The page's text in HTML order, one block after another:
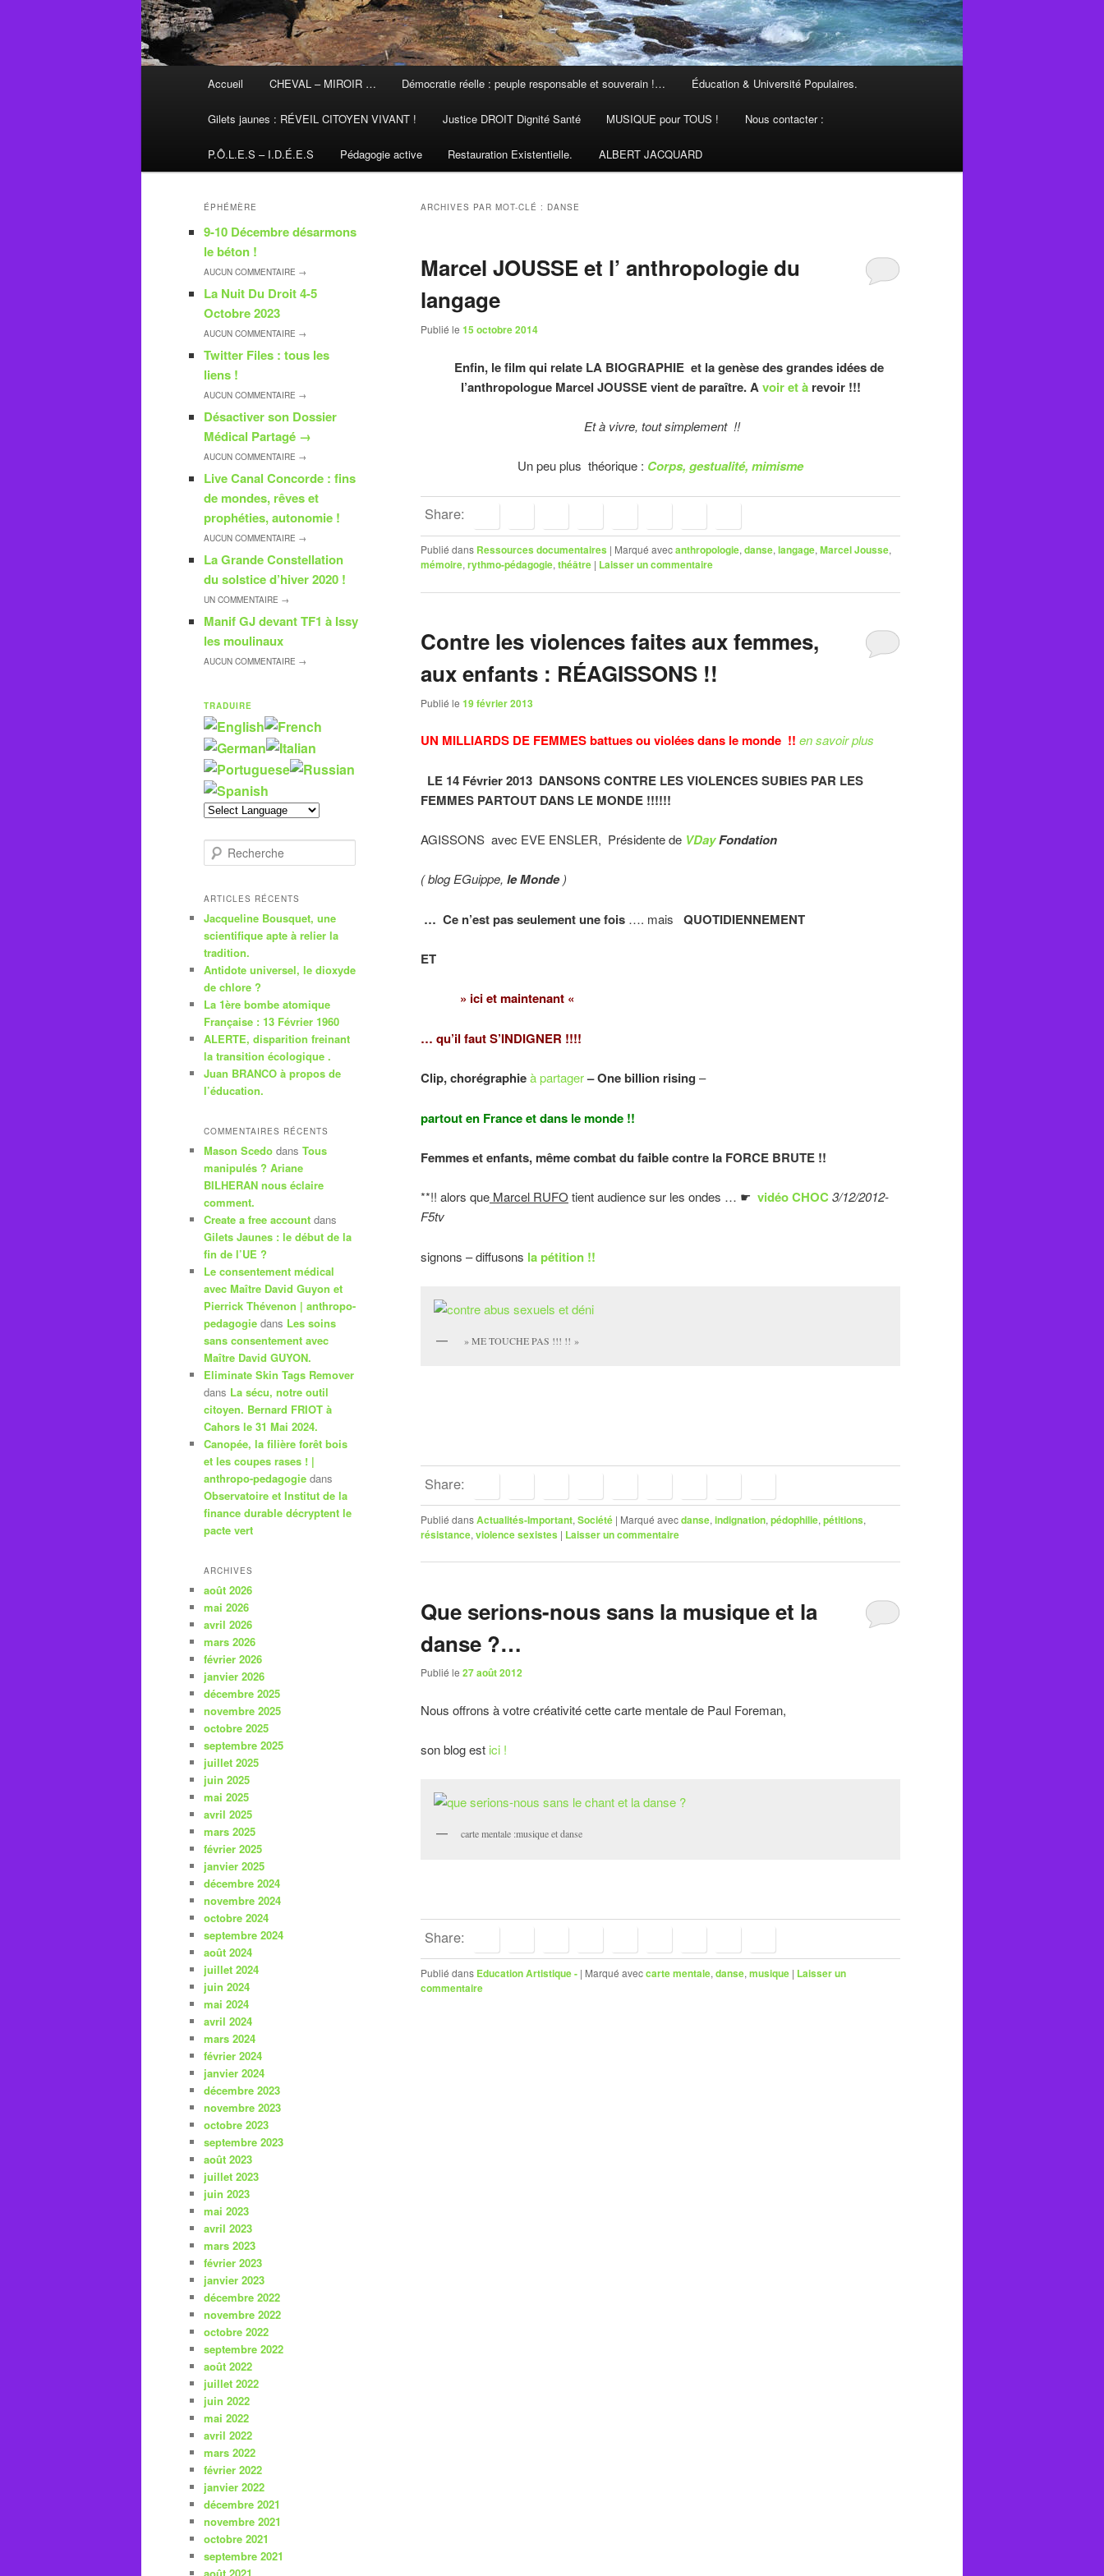
Accueil CHEVAL – MIROIR … Démocratie réelle : peuple responsable et souverain !… Éducation & Université Populaires.
Gilets jaunes : RÉVEIL CITOYEN VIVANT ! Justice DROIT Dignité Santé MUSIQUE pour TOUS ! Nous contacter :
P.Ô.L.E.S – I.D.É.E.S Pédagogie active Restauration Existentielle. ALBERT JACQUARD
ARCHIVES PAR MOT-CLÉ : DANSE
Marcel JOUSSE et l’ anthropologie du
langage
Publié le 15 octobre 2014
Enfin, le film qui relate LA BIOGRAPHIE et la genèse des grandes idées de
l’anthropologue Marcel JOUSSE vient de paraître. Avoir et à revoir !!!
Et à vivre, tout simplement !!
Un peu plus théorique : Corps, gestualité, mimisme
Share:
Publié dans Ressources documentaires | Marqué avecanthropologie, danse, langage, Marcel Jousse,
mémoire, rythmo-pédagogie, théâtre | Laisser un commentaire
Contre les violences faites aux femmes,
aux enfants : RÉAGISSONS !!
Publié le 19 février 2013
UN MILLIARDS DE FEMMES battues ou violées dans le monde !! en savoir plus
LE 14 Février 2013 DANSONS CONTRE LES VIOLENCES SUBIES PAR LES
FEMMES PARTOUT DANS LE MONDE !!!!!!
AGISSONS avec EVE ENSLER, Présidente de VDayFondation
( blog EGuippe, le Monde)
… Ce n’est pas seulement une fois …. mais QUOTIDIENNEMENT
ET
» ici et maintenant «
… qu’il faut S’INDIGNER !!!!
Clip, chorégraphieà partager– One billion rising –
partout en France et dans le monde !!
Femmes et enfants, même combat du faible contre la FORCE BRUTE !!
**!! alors que Marcel RUFO tient audience sur les ondes … ☛ vidéo CHOC3/12/2012-
F5tv
signons – diffusons la pétition !!
» ME TOUCHE PAS !!! !! »
Share:
Publié dansActualités-Important, Société | Marqué avecdanse, indignation, pédophilie, pétitions,
résistance, violence sexistes | Laisser un commentaire
Que serions-nous sans la musique et la
danse ?…
Publié le 27 août 2012
Nous offrons à votre créativité cette carte mentale de Paul Foreman,
son blog est ici !
carte mentale :musique et danse
Share:
Publié dans Education Artistique - | Marqué aveccarte mentale, danse, musique | Laisser un
commentaire
ÉPHÉMÈRE
9-10 Décembre désarmons
le béton !
AUCUN COMMENTAIRE →
La Nuit Du Droit 4-5
Octobre 2023
AUCUN COMMENTAIRE →
Twitter Files : tous les
liens !
AUCUN COMMENTAIRE →
Désactiver son Dossier
Médical Partagé →
AUCUN COMMENTAIRE →
Live Canal Concorde : fins
de mondes, rêves et
prophéties, autonomie !
AUCUN COMMENTAIRE →
La Grande Constellation
du solstice d’hiver 2020 !
UN COMMENTAIRE →
Manif GJ devant TF1 à Issy
les moulinaux
AUCUN COMMENTAIRE →
TRADUIRE
e
h
r
c
h
e
ARTICLES RÉCENTS
Jacqueline Bousquet, une
scientifique apte à relier la
tradition.
Antidote universel, le dioxyde
de chlore ?
La 1ère bombe atomique
Française : 13 Février 1960
ALERTE, disparition freinant
la transition écologique .
Juan BRANCO à propos de
l’éducation.
COMMENTAIRES RÉCENTS
Mason Scedo dans Tous
manipulés ? Ariane
BILHERAN nous éclaire
comment.
Create a free account dans
Gilets Jaunes : le début de la
fin de l’UE ?
Le consentement médical
avec Maître David Guyon et
Pierrick Thévenon | anthropo-
pedagogie dans Les soins
sans consentement avec
Maître David GUYON.
Eliminate Skin Tags Remover
dans La sécu, notre outil
citoyen. Bernard FRIOT à
Cahors le 31 Mai 2024.
Canopée, la filière forêt bois
et les coupes rases ! |
anthropo-pedagogie dans
Observatoire et Institut de la
finance durable décryptent le
pacte vert
ARCHIVES
août 2026
mai 2026
avril 2026
mars 2026
février 2026
janvier 2026
décembre 2025
novembre 2025
octobre 2025
septembre 2025
juillet 2025
juin 2025
mai 2025
avril 2025
mars 2025
février 2025
janvier 2025
décembre 2024
novembre 2024
octobre 2024
septembre 2024
août 2024
juillet 2024
juin 2024
mai 2024
avril 2024
mars 2024
février 2024
janvier 2024
décembre 2023
novembre 2023
octobre 2023
septembre 2023
août 2023
juillet 2023
juin 2023
mai 2023
avril 2023
mars 2023
février 2023
janvier 2023
décembre 2022
novembre 2022
octobre 2022
septembre 2022
août 2022
juillet 2022
juin 2022
mai 2022
avril 2022
mars 2022
février 2022
janvier 2022
décembre 2021
novembre 2021
octobre 2021
septembre 2021